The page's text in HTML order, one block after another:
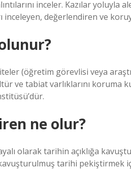
inceler. Kazılar yoluyla
inceleyen, değerlendiren ve
(öğretim görevlisi veya
ve tabiat varlıklarını koruma
ne olur?
olarak tarihin açıklığa
tarihi pekiştirmek